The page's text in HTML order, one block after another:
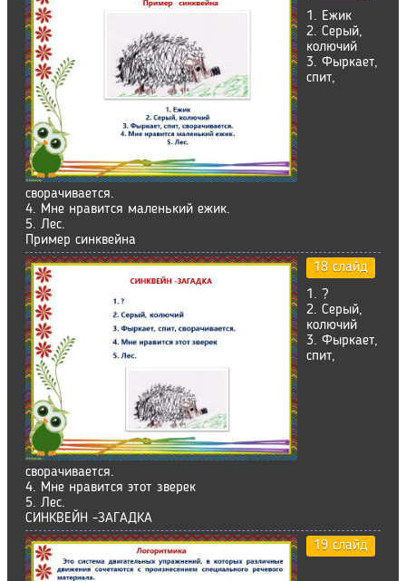
1. Ежик
2. Серый,
колючий
3. Фыркает,
спит,
сворачивается.
4. Мне нравится маленький ежик.
5. Лес.
Пример синквейна
18 слайд
1. ?
2. Cерый,
колючий
3. Фыркает,
спит,
сворачивается.
4. Мне нравится этот зверек
5. Лес.
СИНКВЕЙН -ЗАГАДКА
19 слайд